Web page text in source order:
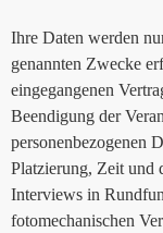
Ihre Daten werden
genannten Zwecke
eingegangenen
Beendigung der
personenbezogenen
Platzierung, Zeit und
Interviews in
fotomechanischen